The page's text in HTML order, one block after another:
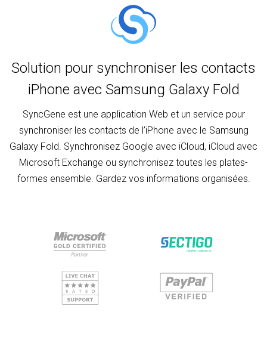
Solution pour synchroniser les contacts
iPhone avec Samsung Galaxy Fold
SyncGene est une application Web et un service pour
synchroniser les contacts de l’iPhone avec le Samsung
Galaxy Fold. Synchronisez Google avec iCloud, iCloud avec
Microsoft Exchange ou synchronisez toutes les plates-
formes ensemble. Gardez vos informations organisées.